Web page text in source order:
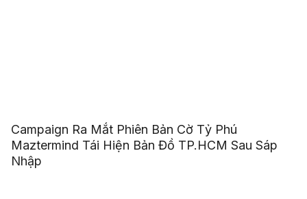
Campaign Ra Mắt Phiên Bản Cờ Tỷ Phú
Maztermind Tái Hiện Bản Đồ TP.HCM Sau Sáp
Nhập